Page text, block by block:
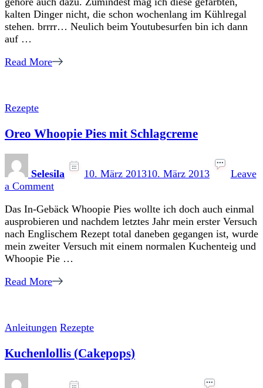
Anders
kalten Dinger nicht, die schon wochenlang im Kühlregal
stehen. brrrr… Neulich beim Youtubesurfen bin ich dann
auf …
Read More
Rezepte
Oreo Whoopie Pies mit Schlagcreme
Selesila 10. März 201310. März 2013
Leave
a Commenton
Whoopie
Pies
mit
Schlagcreme
Das In-Gebäck Whoopie Pies wollte ich doch auch einmal
ausprobieren und nachdem letztes Jahr mein erster Versuch
nach Englischem Rezept total daneben gegangen ist, wurde
mein zweiter Versuch mit einem normalen Kuchenteig und
Whoopie Pie …
Read More
Anleitungen Rezepte
Kuchenlollis (Cakepops)